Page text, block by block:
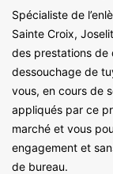
Spécialiste de
Sainte Croix,
des prestations de
dessouchage de
vous, en cours de
appliqués par ce
marché et vous
engagement et
de bureau.